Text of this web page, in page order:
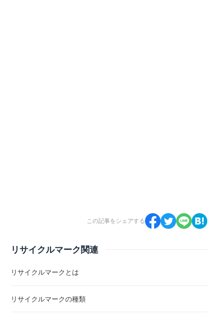
この記事をシェアする
リサイクルマーク関連
リサイクルマークとは
リサイクルマークの種類